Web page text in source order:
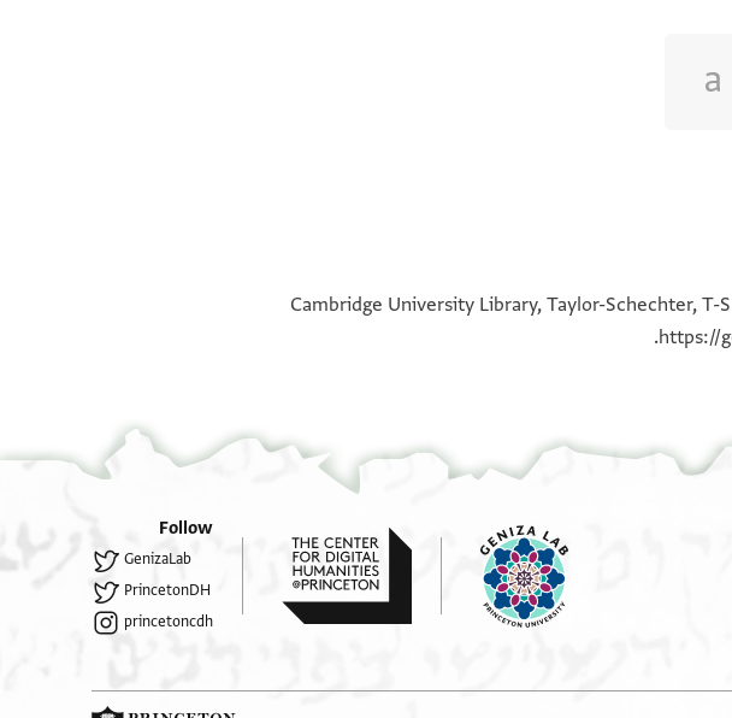
Cambridge University Library, Taylor-Schechter,
https://
Follow
GenizaLab
PrincetonDH
princetoncdh